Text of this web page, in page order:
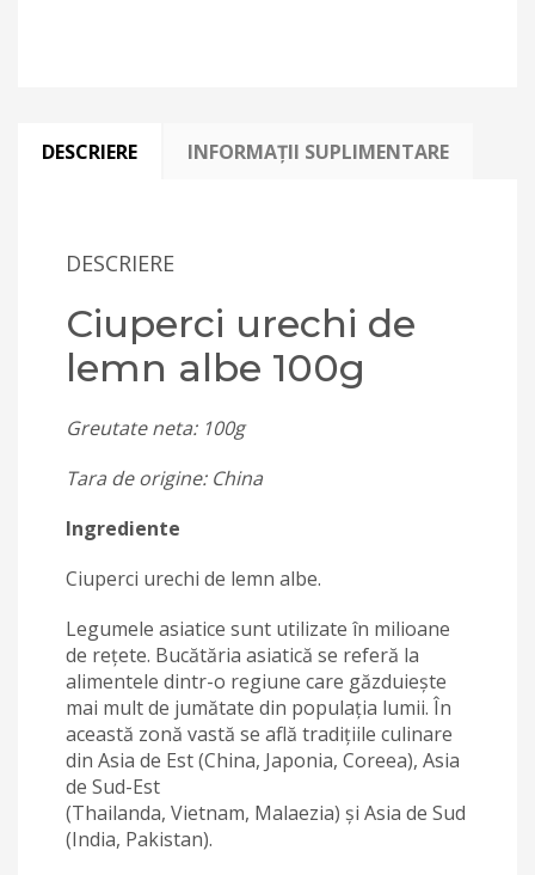
DESCRIERE INFORMAȚII SUPLIMENTARE
DESCRIERE
Ciuperci urechi de
lemn albe 100g
Greutate neta: 100g
Tara de origine: China
Ingrediente
Ciuperci urechi de lemn albe.
Legumele asiatice sunt utilizate în milioane
de rețete. Bucătăria asiatică se referă la
alimentele dintr-o regiune care găzduiește
mai mult de jumătate din populația lumii. În
această zonă vastă se află tradițiile culinare
din Asia de Est (China, Japonia, Coreea), Asia
de Sud-Est
(Thailanda, Vietnam, Malaezia) și Asia de Sud
(India, Pakistan).